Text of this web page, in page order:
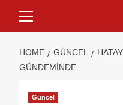
HOME GÜNCEL
GÜNDEMINDE
Güncel